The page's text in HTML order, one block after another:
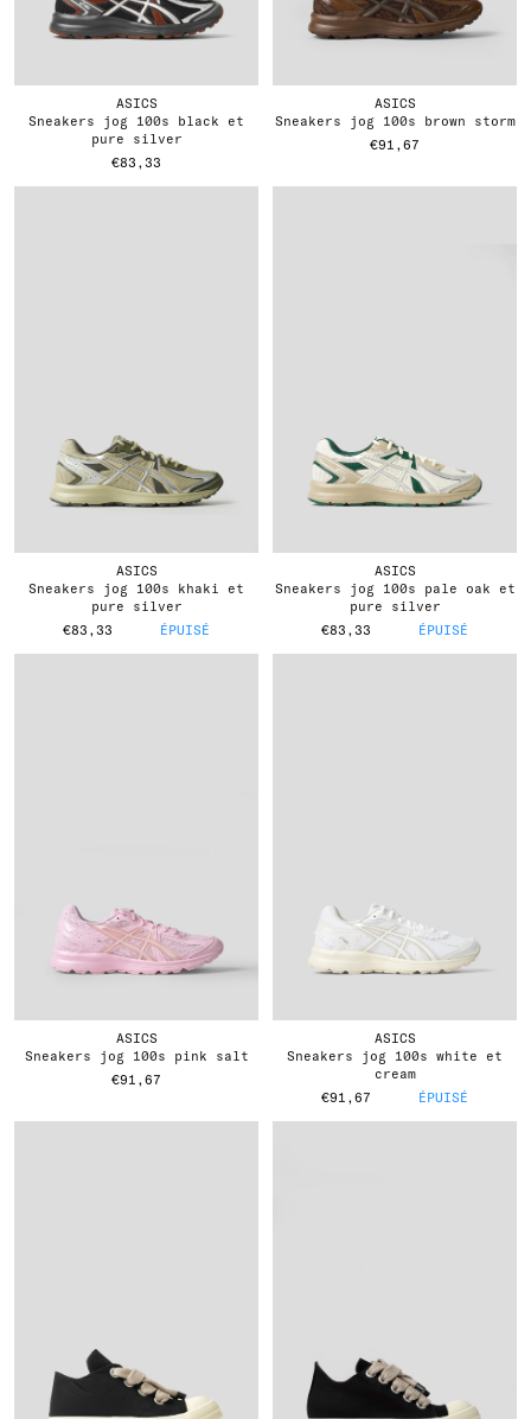
ASICS
sneakers jog 100s black et
pure silver
€83,33
ASICS
sneakers jog 100s brown storm
€91,67
ASICS
sneakers jog 100s khaki et
pure silver
€83,33
ÉPUISÉ
ASICS
sneakers jog 100s pale oak et
pure silver
€83,33
ÉPUISÉ
ASICS
sneakers jog 100s pink salt
€91,67
ASICS
sneakers jog 100s white et
cream
€91,67
ÉPUISÉ